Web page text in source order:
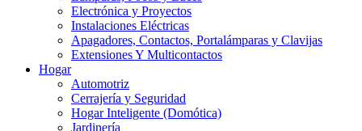
Electrónica y Proyectos
Instalaciones Eléctricas
Apagadores, Contactos, Portalámparas y Clavijas
Extensiones Y Multicontactos
Hogar
Automotriz
Cerrajería y Seguridad
Hogar Inteligente (Domótica)
Jardinería